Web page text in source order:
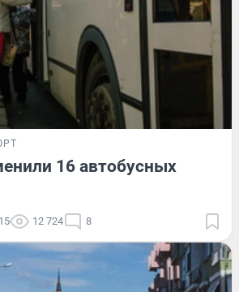
16 автобусных
12 724 8